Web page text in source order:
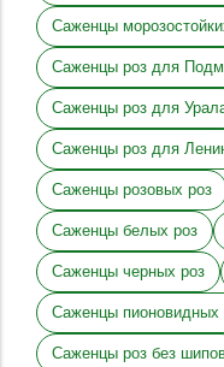
Саженцы
Саженцы роз для
Саженцы роз для
Саженцы роз для
Саженцы розовых роз
Саженцы белых роз
Саженцы черных роз
Саженцы пионовидных
Саженцы роз без